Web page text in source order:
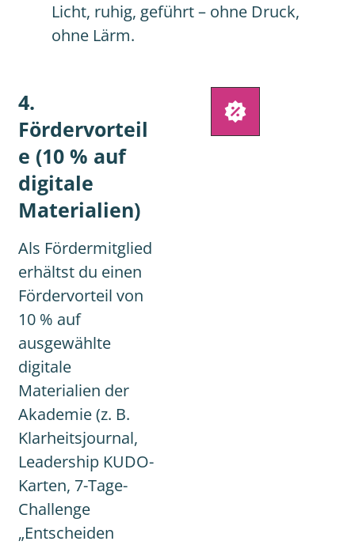
Licht, ruhig, geführt – ohne Druck,
ohne Lärm.
4.
Fördervorteil
e (10 % auf
digitale
Materialien)
Als Fördermitglied
erhältst du einen
Fördervorteil von
10 % auf
ausgewählte
digitale
Materialien der
Akademie (z. B.
Klarheitsjournal,
Leadership KUDO-
Karten, 7-Tage-
Challenge
„Entscheiden